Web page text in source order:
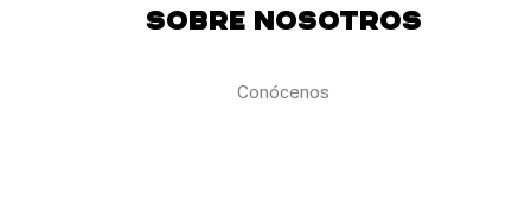
Sobre Nosotros
Conócenos